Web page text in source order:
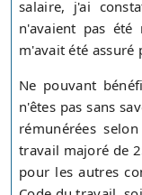
salaire, j'ai
n'avaient pas été
m'avait été assuré
Ne pouvant
n'êtes pas sans
rémunérées
travail majoré de
pour les autres